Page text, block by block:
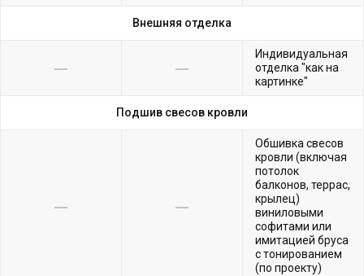
Внешняя отделка
Индивидуальная
отделка "как на
картинке"
Подшив свесов кровли
Обшивка свесов
кровли (включая
потолок
балконов, террас,
крылец)
виниловыми
софитами или
имитацией бруса
с тонированием
(по проекту)